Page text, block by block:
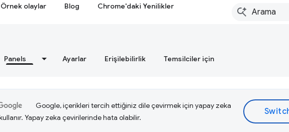
Örnek olaylar Blog Chrome'daki Yenilikler
Panels Ayarlar Erişilebilirlik Temsilciler için
Google, içerikleri tercih ettiğiniz dile çevirmek için yapay zeka
Yapay zeka çevirilerinde hata olabilir.